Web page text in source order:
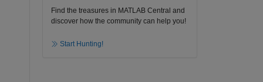
Find the treasures in MATLAB Central and
discover how the community can help you!
Start Hunting!